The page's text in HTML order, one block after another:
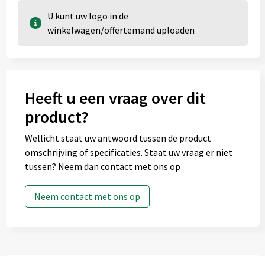
U kunt uw logo in de
winkelwagen/offertemand uploaden
Heeft u een vraag over dit
product?
Wellicht staat uw antwoord tussen de product
omschrijving of specificaties. Staat uw vraag er niet
tussen? Neem dan contact met ons op
Neem contact met ons op